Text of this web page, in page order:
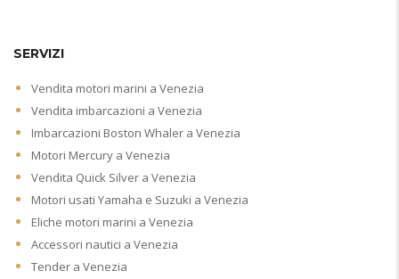
SERVIZI
Vendita motori marini a Venezia
Vendita imbarcazioni a Venezia
Imbarcazioni Boston Whaler a Venezia
Motori Mercury a Venezia
Vendita Quick Silver a Venezia
Motori usati Yamaha e Suzuki a Venezia
Eliche motori marini a Venezia
Accessori nautici a Venezia
Tender a Venezia